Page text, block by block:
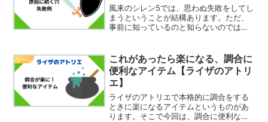
風来のシレン5では、思わぬ失敗をしてし
まうということが結構あります。ただ、
事前に知っているのと知らないのでは知
失敗例を紹介したいと思います。＊原始
に続く穴以外でも参考に...
ゲーム
これがあったら楽になる、調合に
便利なアイテム【ライザのアトリ
エ】
ライザのアトリエで本格的に調合をする
ときに楽になるアイテムというものがあ
ります。そこで今回は、調合に便利なア